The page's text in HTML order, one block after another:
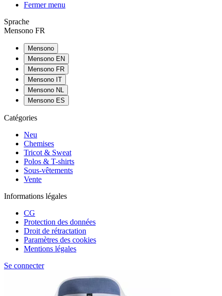
Fermer menu
Sprache
Mensono FR
Mensono
Mensono EN
Mensono FR
Mensono IT
Mensono NL
Mensono ES
Catégories
Neu
Chemises
Tricot & Sweat
Polos & T-shirts
Sous-vêtements
Vente
Informations légales
CG
Protection des données
Droit de rétractation
Paramètres des cookies
Mentions légales
Se connecter